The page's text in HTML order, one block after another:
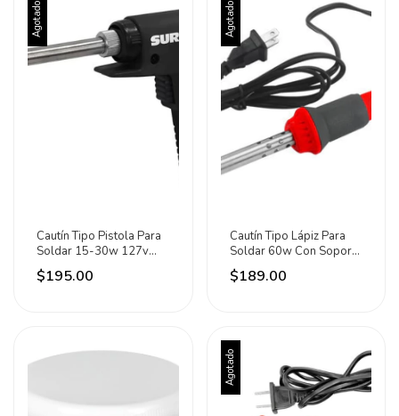
Agotado
Cautín Tipo Pistola Para
Soldar 15-30w 127v
300°c Surtek
$195.00
Agotado
Cautín Tipo Lápiz Para
Soldar 60w Con Soporte
Marca Santul
$189.00
Agotado